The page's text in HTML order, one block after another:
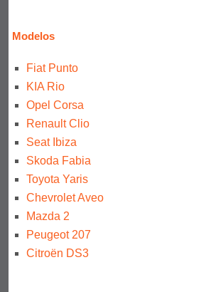
Modelos
Fiat Punto
KIA Rio
Opel Corsa
Renault Clio
Seat Ibiza
Skoda Fabia
Toyota Yaris
Chevrolet Aveo
Mazda 2
Peugeot 207
Citroën DS3